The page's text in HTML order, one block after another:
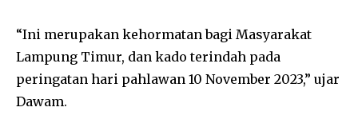
“Ini merupakan kehormatan bagi Masyarakat
Lampung Timur, dan kado terindah pada
peringatan hari pahlawan 10 November 2023,” ujar
Dawam.